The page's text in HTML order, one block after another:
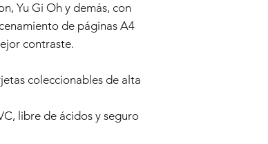
Yu Gi Oh y demás, con
de páginas A4
contraste.
coleccionables de alta
libre de ácidos y seguro